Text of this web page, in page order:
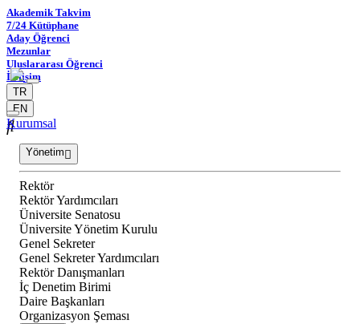
Akademik Takvim
7/24 Kütüphane
Aday Öğrenci
Mezunlar
Uluslararası Öğrenci
İletişim
TR
EN
Kurumsal
Yönetim
Rektör
Rektör Yardımcıları
Üniversite Senatosu
Üniversite Yönetim Kurulu
Genel Sekreter
Genel Sekreter Yardımcıları
Rektör Danışmanları
İç Denetim Birimi
Daire Başkanları
Organizasyon Şeması